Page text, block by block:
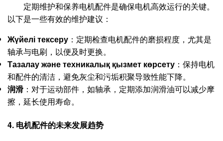
定期维护和保养电机配件是确保电机高效运行的关键。
以下是一些有效的维护建议：
Жүйелі тексеру ：定期检查电机配件的磨损程度，尤其是
轴承与电刷，以便及时更换。
Тазалау және техникалық қызмет көрсету ：保持电机
和配件的清洁，避免灰尘和污垢积聚导致性能下降。
润滑 ：对于运动部件，如轴承，定期添加润滑油可以减少摩
擦，延长使用寿命。
4. 电机配件的未来发展趋势